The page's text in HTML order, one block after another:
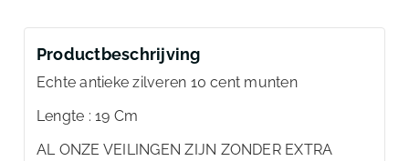
Productbeschrijving
Echte antieke zilveren 10 cent munten
Lengte : 19 Cm
AL ONZE VEILINGEN ZIJN ZONDER EXTRA